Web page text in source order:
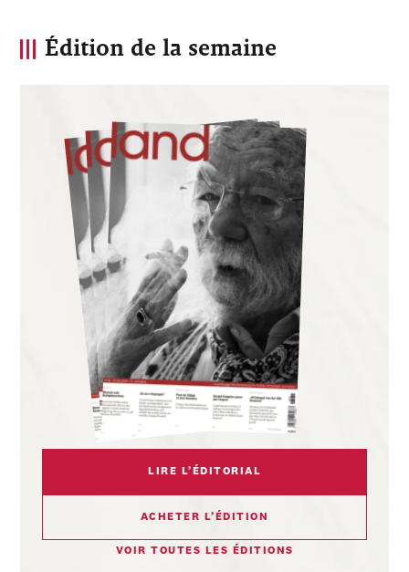
Édition de la semaine
LIRE L’ÉDITORIAL
ACHETER L’ÉDITION
VOIR TOUTES LES ÉDITIONS